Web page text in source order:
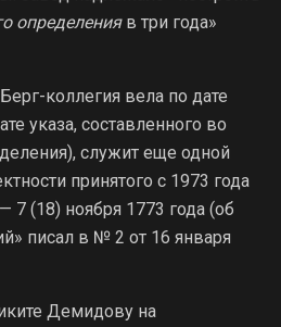
определенияв три года»
коллегия вела по дате
указа, составленного во
служит еще одной
принятого с 1973 года
(18) ноября 1773 года (об
писал в № 2 от 16 января
Демидову на